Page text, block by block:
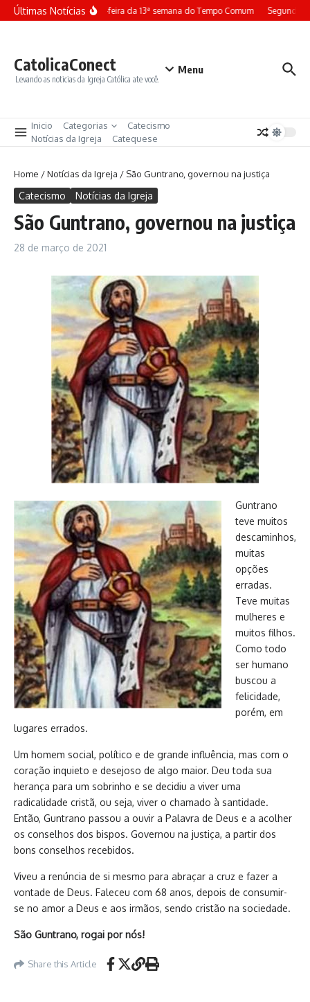
Ir para o conteúdo
Últimas NotíciasTerça-feira da 13ª semana do Tempo Comum Segunda-
CatolicaConect
Levando as noticias da Igreja Católica ate você.
Menu
Inicio Categorias
Catecismo
Notícias da Igreja
Catequese
Home /Notícias da Igreja / São Guntrano, governou na justiça
Catecismo Notícias da Igreja
São Guntrano, governou na justiça
28 de março de 2021
Guntrano
teve muitos
descaminhos,
muitas
opções
erradas.
Teve muitas
mulheres e
muitos filhos.
Como todo
ser humano
buscou a
felicidade,
porém, em
lugares errados.
Um homem social, político e de grande influência, mas com o
coração inquieto e desejoso de algo maior. Deu toda sua
herança para um sobrinho e se decidiu a viver uma
radicalidade cristã, ou seja, viver o chamado à santidade.
Então, Guntrano passou a ouvir a Palavra de Deus e a acolher
os conselhos dos bispos. Governou na justiça, a partir dos
bons conselhos recebidos.
Viveu a renúncia de si mesmo para abraçar a cruz e fazer a
vontade de Deus. Faleceu com 68 anos, depois de consumir-
se no amor a Deus e aos irmãos, sendo cristão na sociedade.
São Guntrano, rogai por nós!
Share this Article